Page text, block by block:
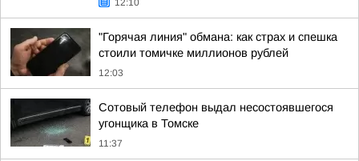
12:10
"Горячая линия" обмана: как страх и спешка
стоили томичке миллионов рублей
12:03
Сотовый телефон выдал несостоявшегося
угонщика в Томске
11:37